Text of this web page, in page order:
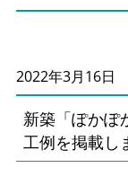
2022年3月16日
新築「ぽかぽ
工例を掲載し